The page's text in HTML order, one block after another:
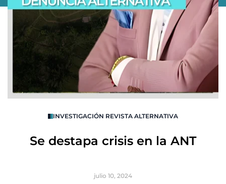
INVESTIGACIÓN REVISTA ALTERNATIVA
Se destapa crisis en la ANT
julio 10, 2024